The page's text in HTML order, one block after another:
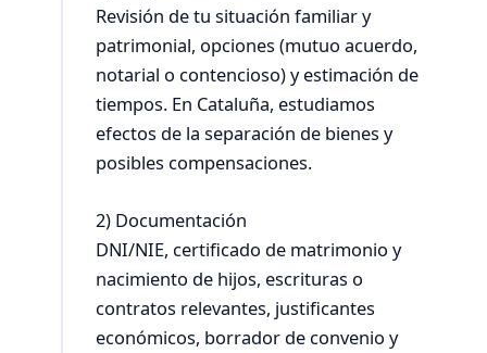
Revisión de tu situación familiar y
patrimonial, opciones (mutuo acuerdo,
notarial o contencioso) y estimación de
tiempos. En Cataluña, estudiamos
efectos de la separación de bienes y
posibles compensaciones.
2) Documentación
DNI/NIE, certificado de matrimonio y
nacimiento de hijos, escrituras o
contratos relevantes, justificantes
económicos, borrador de convenio y